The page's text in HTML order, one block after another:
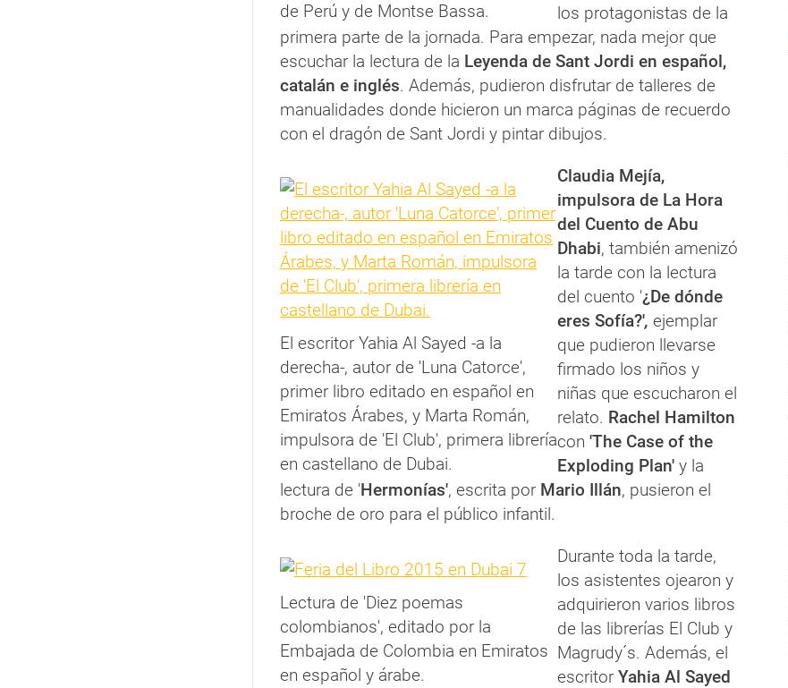
de Perú y de Montse Bassa.
los protagonistas de la
primera parte de la jornada. Para empezar, nada mejor que
escuchar la lectura de la Leyenda de Sant Jordi en español,
catalán e inglés. Además, pudieron disfrutar de talleres de
manualidades donde hicieron un marca páginas de recuerdo
con el dragón de Sant Jordi y pintar dibujos.
El escritor Yahia Al Sayed -a la
derecha-, autor de 'Luna Catorce',
primer libro editado en español en
Emiratos Árabes, y Marta Román,
impulsora de 'El Club', primera librería
en castellano de Dubai.
Claudia Mejía,
impulsora de La Hora
del Cuento de Abu
Dhabi, también amenizó
la tarde con la lectura
del cuento '¿De dónde
eres Sofía?', ejemplar
que pudieron llevarse
firmado los niños y
niñas que escucharon el
relato. Rachel Hamilton
con 'The Case of the
Exploding Plan' y la
lectura de 'Hermonías', escrita por Mario Illán, pusieron el
broche de oro para el público infantil.
Lectura de 'Diez poemas
colombianos', editado por la
Embajada de Colombia en Emiratos
en español y árabe.
Durante toda la tarde,
los asistentes ojearon y
adquirieron varios libros
de las librerías El Club y
Magrudy´s. Además, el
escritor Yahia Al Sayed